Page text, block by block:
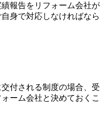
報告をリフォーム会社が
身で対応しなければなら
付される制度の場合、受
ーム会社と決めておくこ